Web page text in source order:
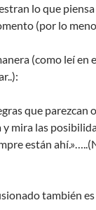
lo que piensa
(por lo
(como leí en
que parezcan o
mira las
están
también